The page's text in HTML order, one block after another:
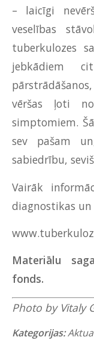
– laicīgi
veselības
tuberkulozes
jebkādiem
vēršas ļoti
simptomiem.
sev pašam
sabiedrību,
Vairāk
diagnostikas
Materiālu
fonds.
Photo by Vitaly
Kategorijas: